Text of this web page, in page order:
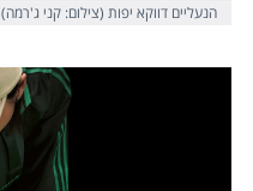
הנעליים דווקא יפות (צילום: קני ג'רמה)